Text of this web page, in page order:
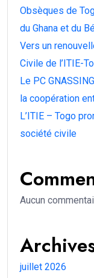
Obsèques de
du Ghana et du
Vers un
Civile de l’ITIE-
Le PC
la coopération
L’ITIE – Togo
société civile
Aucun
juillet 2026